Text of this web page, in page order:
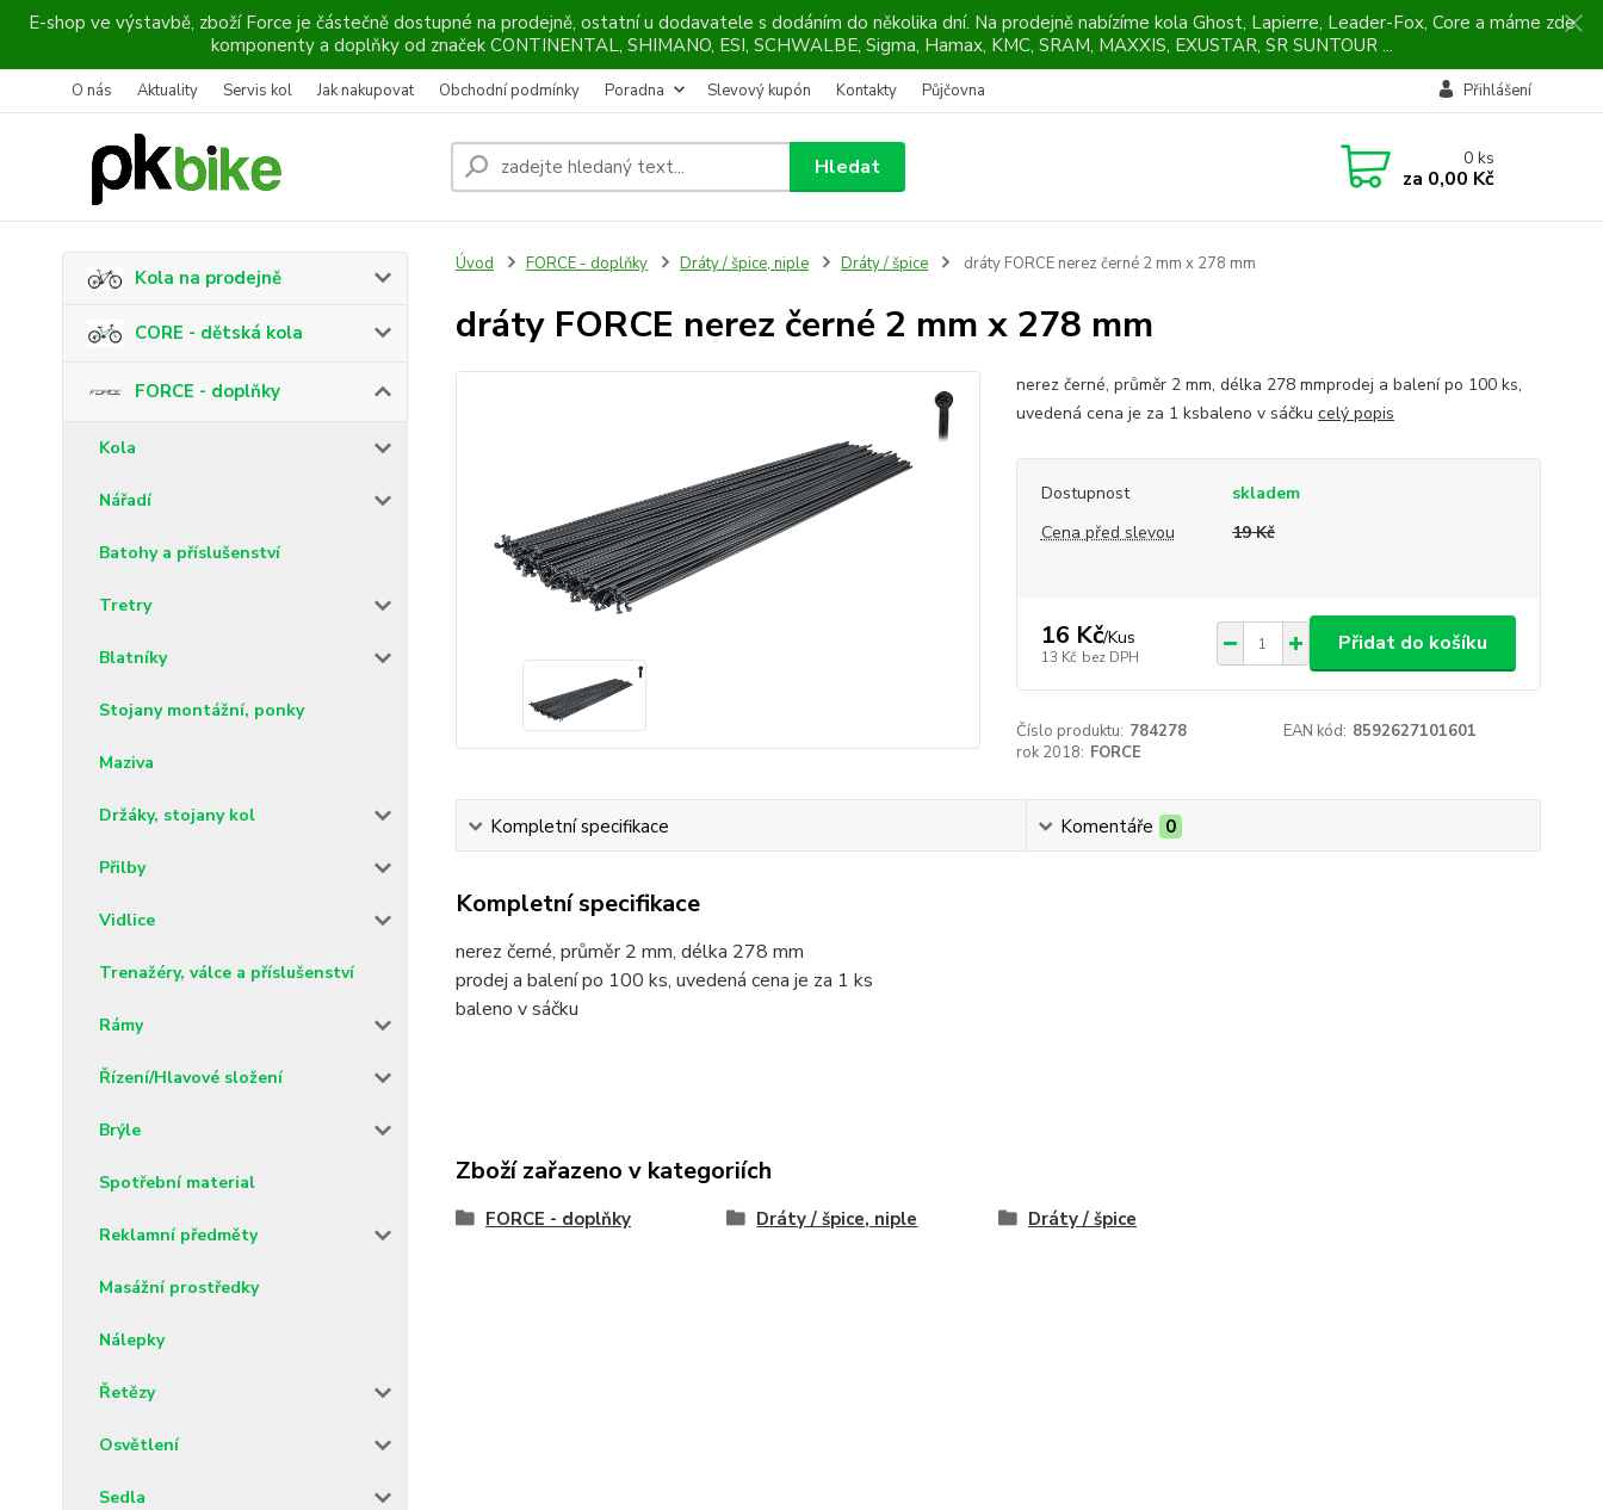
E-shop ve výstavbě, zboží Force je částečně dostupné na prodejně, ostatní u dodavatele s dodáním do několika dní. Na prodejně nabízíme kola Ghost, Lapierre, Leader-Fox, Core a máme zde
komponenty a doplňky od značek CONTINENTAL, SHIMANO, ESI, SCHWALBE, Sigma, Hamax, KMC, SRAM, MAXXIS, EXUSTAR, SR SUNTOUR ...
O nás Aktuality Servis kol Jak nakupovat Obchodní podmínky Poradna Slevový kupón Kontakty Půjčovna Přihlášení
Hledat 0ks
za 0,00 Kč
Kola na prodejně
CORE - dětská kola
FORCE - doplňky
Kola
Nářadí
Batohy a příslušenství
Tretry
Blatníky
Stojany montážní, ponky
Maziva
Držáky, stojany kol
Přilby
Vidlice
Trenažéry, válce a příslušenství
Rámy
Řízení/Hlavové složení
Brýle
Spotřební material
Reklamní předměty
Masážní prostředky
Nálepky
Řetězy
Osvětlení
Sedla
Úvod FORCE - doplňky Dráty / špice, niple Dráty / špice dráty FORCE nerez černé 2 mm x 278 mm
dráty FORCE nerez černé 2 mm x 278 mm
nerez černé, průměr 2 mm, délka 278 mmprodej a balení po 100 ks,
uvedená cena je za 1 ksbaleno v sáčku celý popis
Dostupnost
skladem
Cena před slevou
19 Kč
16 Kč/Kus
13 Kč bez DPH
Přidat do košíku
Číslo produktu: 784278 EAN kód: 8592627101601
rok 2018: FORCE
Kompletní specifikace Komentáře 0
Kompletní specifikace
nerez černé, průměr 2 mm, délka 278 mm
prodej a balení po 100 ks, uvedená cena je za 1 ks
baleno v sáčku
Zboží zařazeno v kategoriích
FORCE - doplňky Dráty / špice, niple Dráty / špice